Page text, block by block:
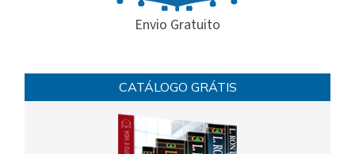
Envio Gratuito
CATÁLOGO GRÁTIS